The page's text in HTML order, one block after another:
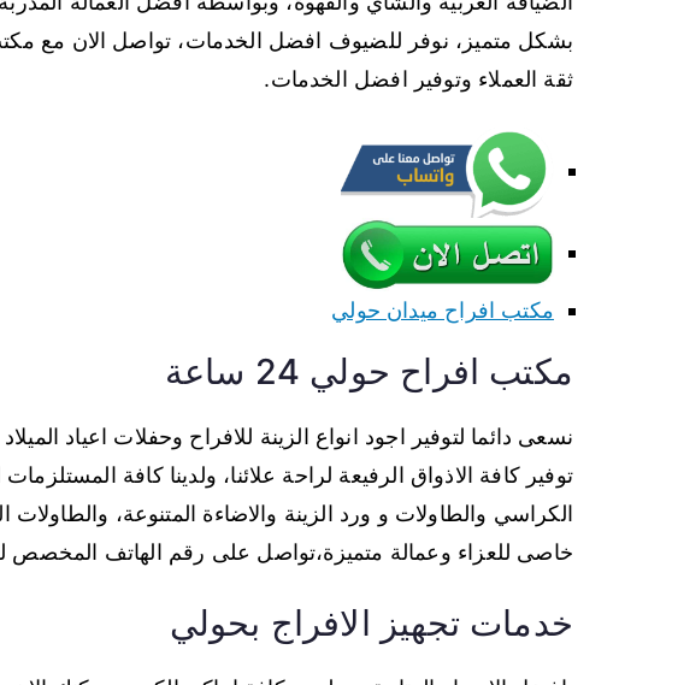
بشكل متميز، نوفر للضيوف افضل الخدمات، تواصل الان مع
ثقة العملاء وتوفير افضل الخدمات.
مكتب افراح ميدان حولي
مكتب افراح حولي 24 ساعة
نسعى دائما لتوفير اجود انواع الزينة للافراح وحفلات اعياد
توفير كافة الاذواق الرفيعة لراحة علائنا، ولدينا كافة
الكراسي والطاولات و ورد الزينة والاضاءة المتنوعة،
خاصى للعزاء وعمالة متميزة،تواصل على رقم الهاتف المخصص
خدمات تجهيز الافراج بحولي